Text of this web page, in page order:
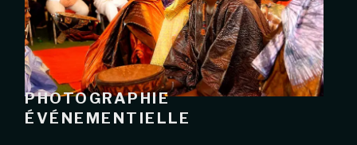
PHOTOGRAPHIE
ÉVÉNEMENTIELLE